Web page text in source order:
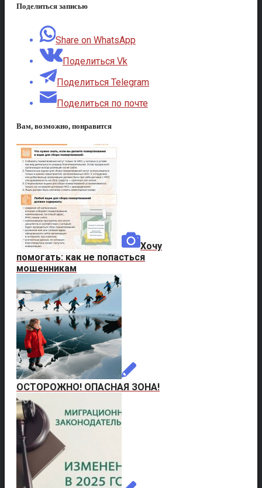
Поделиться записью
Share on WhatsApp
Поделиться Vk
Поделиться Telegram
Поделиться по почте
Вам, возможно, понравится
Хочу
помогать: как не попасться
мошенникам
ОСТОРОЖНО! ОПАСНАЯ ЗОНА!